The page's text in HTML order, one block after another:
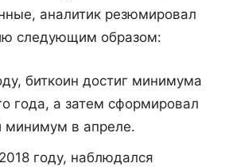
аналитик резюмировал
следующим образом:
биткоин достиг минимума
года, а затем сформировал
минимум в апреле.
году, наблюдался